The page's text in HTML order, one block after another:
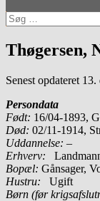
Søg
efter:
Thøgersen,
Senest opdateret
Persondata
Født: 16/04-1893,
Død: 02/11-1914,
Uddannelse: –
Erhverv:
Bopæl: Gånsager,
Hustru: Ugift
Børn (før